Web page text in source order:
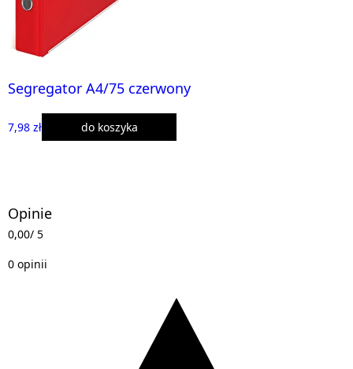
Segregator A4/75 czerwony
7,98 zł do koszyka
Opinie
0,00/ 5
0 opinii